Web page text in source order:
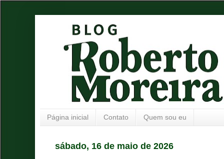
Página inicial Contato Quem sou eu
sábado, 16 de maio de 2026